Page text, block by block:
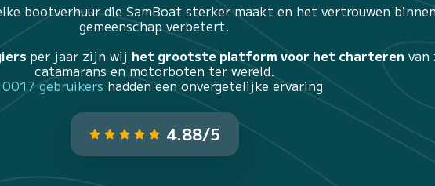
bootverhuur die SamBoat sterker maakt en het vertrouwen
gemeenschap verbetert.
per jaar zijn wij het grootste platform voor het charteren van
catamarans en motorboten ter wereld.
gebruikers hadden een onvergetelijke ervaring
4.88/5